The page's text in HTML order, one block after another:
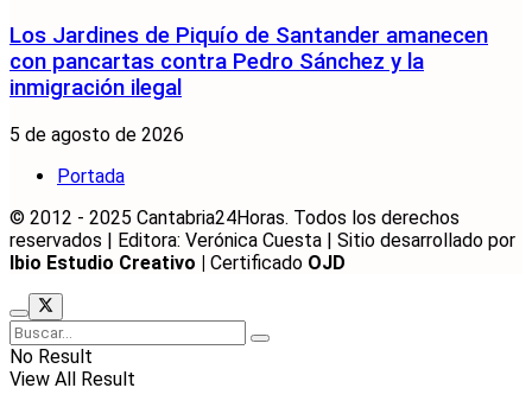
Los Jardines de Piquío de Santander amanecen
con pancartas contra Pedro Sánchez y la
inmigración ilegal
5 de agosto de 2026
Portada
© 2012 - 2025 Cantabria24Horas. Todos los derechos
reservados | Editora: Verónica Cuesta | Sitio desarrollado por
Ibio Estudio Creativo |
Certificado OJD
No Result
View All Result